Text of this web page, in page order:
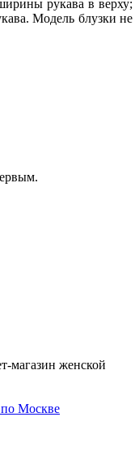
рукава в верху;
Модель блузки не
магазин женской
Москве